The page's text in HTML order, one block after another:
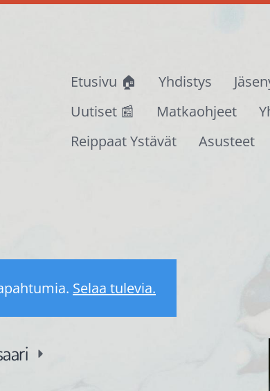
Etusivu 🏠 Yhdistys
Uutiset 📰
Matkaohjeet
Reippaat Ystävät
Asusteet
Selaa tulevia.